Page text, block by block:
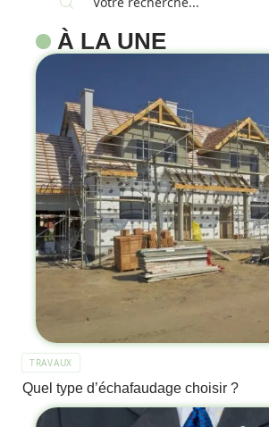
À LA UNE
TRAVAUX
Quel type d’échafaudage choisir ?